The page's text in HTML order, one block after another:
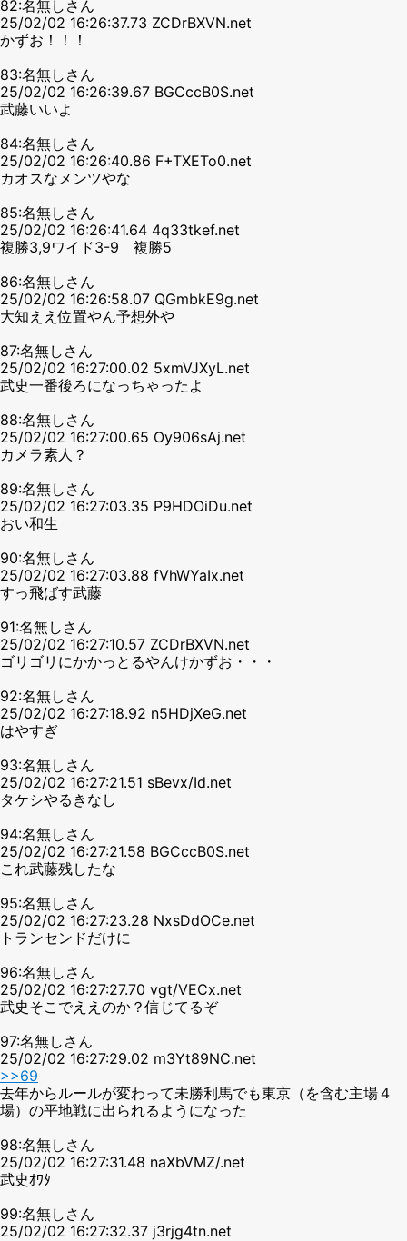
82:名無しさん
25/02/02 16:26:37.73 ZCDrBXVN.net
かずお！！！
83:名無しさん
25/02/02 16:26:39.67 BGCccB0S.net
武藤いいよ
84:名無しさん
25/02/02 16:26:40.86 F+TXETo0.net
カオスなメンツやな
85:名無しさん
25/02/02 16:26:41.64 4q33tkef.net
複勝3,9ワイド3-9 複勝5
86:名無しさん
25/02/02 16:26:58.07 QGmbkE9g.net
大知ええ位置やん予想外や
87:名無しさん
25/02/02 16:27:00.02 5xmVJXyL.net
武史一番後ろになっちゃったよ
88:名無しさん
25/02/02 16:27:00.65 Oy906sAj.net
カメラ素人？
89:名無しさん
25/02/02 16:27:03.35 P9HDOiDu.net
おい和生
90:名無しさん
25/02/02 16:27:03.88 fVhWYaIx.net
すっ飛ばす武藤
91:名無しさん
25/02/02 16:27:10.57 ZCDrBXVN.net
ゴリゴリにかかっとるやんけかずお・・・
92:名無しさん
25/02/02 16:27:18.92 n5HDjXeG.net
はやすぎ
93:名無しさん
25/02/02 16:27:21.51 sBevx/Id.net
タケシやるきなし
94:名無しさん
25/02/02 16:27:21.58 BGCccB0S.net
これ武藤残したな
95:名無しさん
25/02/02 16:27:23.28 NxsDdOCe.net
トランセンドだけに
96:名無しさん
25/02/02 16:27:27.70 vgt/VECx.net
武史そこでええのか？信じてるぞ
97:名無しさん
25/02/02 16:27:29.02 m3Yt89NC.net
>>69
去年からルールが変わって未勝利馬でも東京（を含む主場４
場）の平地戦に出られるようになった
98:名無しさん
25/02/02 16:27:31.48 naXbVMZ/.net
武史ｵﾜﾀ
99:名無しさん
25/02/02 16:27:32.37 j3rjg4tn.net